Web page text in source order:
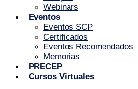
Webinars
Eventos
Eventos SCP
Certificados
Eventos Recomendados
Memorias
PRECEP
Cursos Virtuales